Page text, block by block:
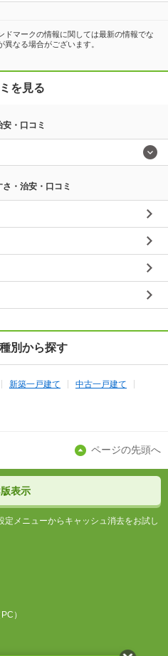
マークの情報に関しては最新の情報でな
なる場合がございます。
を見る
・口コミ
・治安・口コミ
別から探す
新築一戸建て
中古一戸建て
ページの先頭へ
表示
メニューからキャッシュ消去をお試し
）